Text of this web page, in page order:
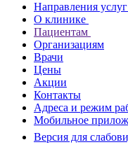
Направления услуг
О клинике
Пациентам
Организациям
Врачи
Цены
Акции
Контакты
Адреса и режим
Мобильное
Версия для